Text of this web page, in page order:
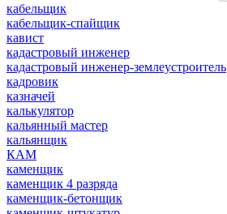
кабельщик
кабельщик-спайщик
кавист
кадастровый инженер
кадастровый инженер-землеустроитель
кадровик
казначей
калькулятор
кальянный мастер
кальянщик
КАМ
каменщик
каменщик 4 разряда
каменщик-бетонщик